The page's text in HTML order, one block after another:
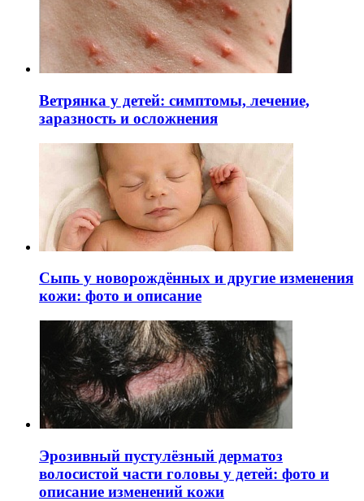
Ветрянка у детей: симптомы, лечение,
заразность и осложнения
Сыпь у новорождённых и другие изменения
кожи: фото и описание
Эрозивный пустулёзный дерматоз
волосистой части головы у детей: фото и
описание изменений кожи